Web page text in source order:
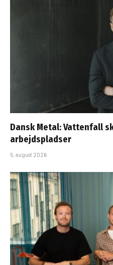
Dansk Metal: Vattenfall
arbejdspladser
5. august 2026